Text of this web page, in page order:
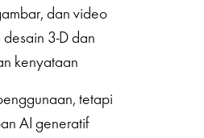
dan video
3-D dan
kenyataan
tetapi
AI generatif